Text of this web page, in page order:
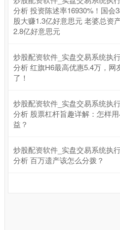
北证50 1134.24
分析 投资陈述率16930%！国会
股大赚1.3亿好意思元 老婆总资
2.8亿好意思元
炒股配资软件_实盘交易系统执
分析 红旗H6最高优惠5.4万，网
了！
炒股配资软件_实盘交易系统执
分析 股票杠杆旨趣详解：怎样
益？
炒股配资软件_实盘交易系统执
分析 百万遗产该怎么分拨？